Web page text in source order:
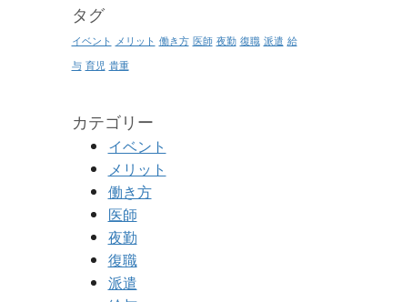
タグ
イベント メリット 働き方 医師 夜勤 復職 派遣 給
与 育児 貴重
カテゴリー
イベント
メリット
働き方
医師
夜勤
復職
派遣